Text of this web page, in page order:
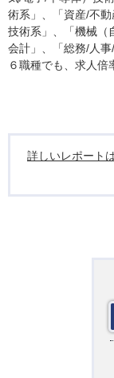
術系」、「資産/不
技術系」、「機械（
会計」、「総務/人
６職種でも、求人倍
詳しいレポート